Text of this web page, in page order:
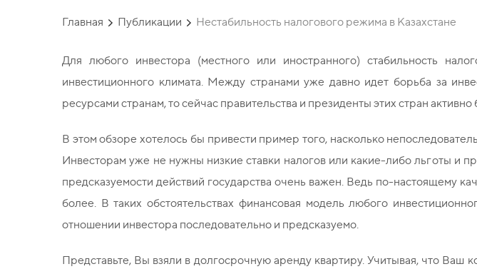
Главная Публикации Нестабильность налогового режима в Казахстане
Для любого инвестора (местного или иностранного) стабильность
инвестиционного климата. Между странами уже давно идет борьба за
ресурсами странам, то сейчас правительства и президенты этих стран
В этом обзоре хотелось бы привести пример того, насколько
Инвесторам уже не нужны низкие ставки налогов или какие-либо льготы и
предсказуемости действий государства очень важен. Ведь по-настоящему
более. В таких обстоятельствах финансовая модель любого
отношении инвестора последовательно и предсказуемо.
Представьте, Вы взяли в долгосрочную аренду квартиру. Учитывая, что Ваш